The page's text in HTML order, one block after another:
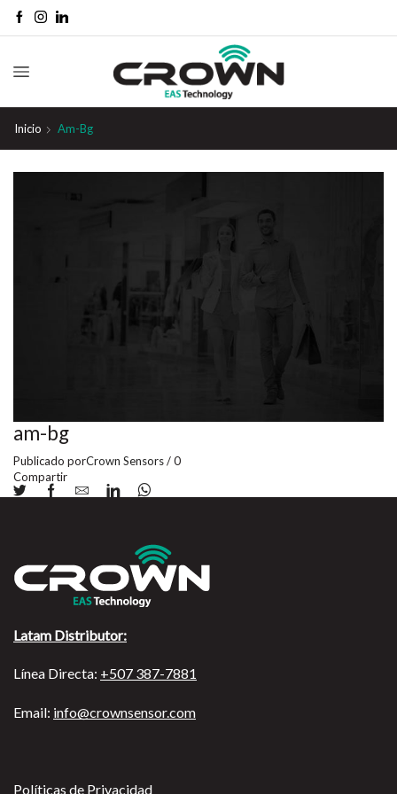
Inicio Am-Bg
am-bg
Publicado porCrown Sensors/0
Compartir
Latam Distributor:
Línea Directa: +507 387-7881
Email: info@crownsensor.com
Políticas de Privacidad